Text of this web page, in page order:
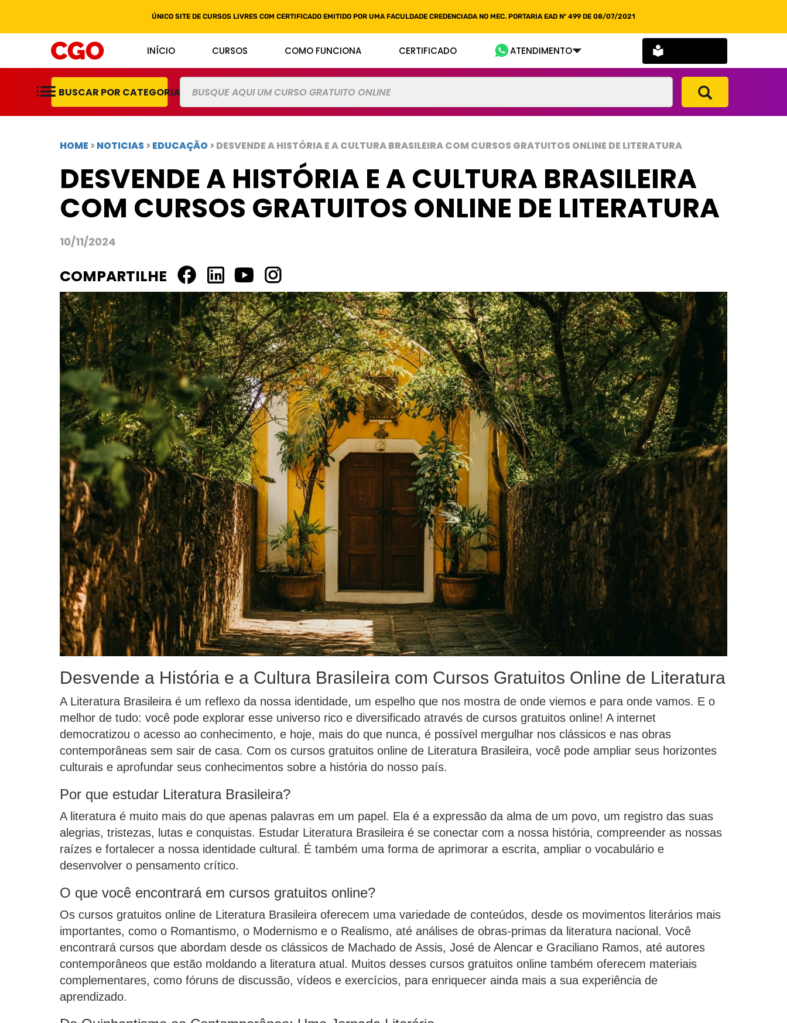
ÚNICO SITE DE CURSOS LIVRES COM CERTIFICADO EMITIDO POR UMA FACULDADE CREDENCIADA NO MEC. PORTARIA EAD Nº 499 DE 08/07/2021
INÍCIO CURSOS COMO FUNCIONA CERTIFICADO ATENDIMENTO
BUSCAR POR CATEGORIAS
HOME >NOTICIAS>EDUCAÇÃO> DESVENDE A HISTÓRIA E A CULTURA BRASILEIRA COM CURSOS GRATUITOS ONLINE DE LITERATURA
DESVENDE A HISTÓRIA E A CULTURA BRASILEIRA
COM CURSOS GRATUITOS ONLINE DE LITERATURA
10/11/2024
COMPARTILHE
Desvende a História e a Cultura Brasileira com Cursos Gratuitos Online de Literatura
A Literatura Brasileira é um reflexo da nossa identidade, um espelho que nos mostra de onde viemos e para onde vamos. E o
melhor de tudo: você pode explorar esse universo rico e diversificado através de cursos gratuitos online! A internet
democratizou o acesso ao conhecimento, e hoje, mais do que nunca, é possível mergulhar nos clássicos e nas obras
contemporâneas sem sair de casa. Com os cursos gratuitos online de Literatura Brasileira, você pode ampliar seus horizontes
culturais e aprofundar seus conhecimentos sobre a história do nosso país.
Por que estudar Literatura Brasileira?
A literatura é muito mais do que apenas palavras em um papel. Ela é a expressão da alma de um povo, um registro das suas
alegrias, tristezas, lutas e conquistas. Estudar Literatura Brasileira é se conectar com a nossa história, compreender as nossas
raízes e fortalecer a nossa identidade cultural. É também uma forma de aprimorar a escrita, ampliar o vocabulário e
desenvolver o pensamento crítico.
O que você encontrará em cursos gratuitos online?
Os cursos gratuitos online de Literatura Brasileira oferecem uma variedade de conteúdos, desde os movimentos literários mais
importantes, como o Romantismo, o Modernismo e o Realismo, até análises de obras-primas da literatura nacional. Você
encontrará cursos que abordam desde os clássicos de Machado de Assis, José de Alencar e Graciliano Ramos, até autores
contemporâneos que estão moldando a literatura atual. Muitos desses cursos gratuitos online também oferecem materiais
complementares, como fóruns de discussão, vídeos e exercícios, para enriquecer ainda mais a sua experiência de
aprendizado.